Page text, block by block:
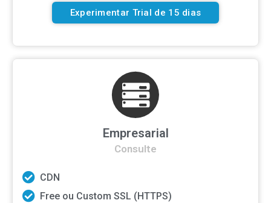
Experimentar Trial de 15 dias
Empresarial
Consulte
CDN
Free ou Custom SSL (HTTPS)